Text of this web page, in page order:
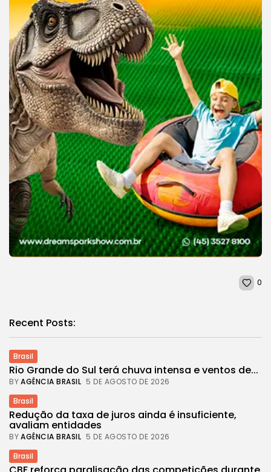
0
Recent Posts:
Brasil
Rio Grande do Sul terá chuva intensa e ventos de...
BYAGÊNCIA BRASIL 5 DE AGOSTO DE 2026
Brasil
Redução da taxa de juros ainda é insuficiente,
avaliam entidades
BYAGÊNCIA BRASIL 5 DE AGOSTO DE 2026
Brasil